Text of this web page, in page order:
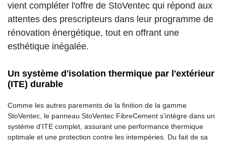
vient compléter l'offre de StoVentec qui répond aux
attentes des prescripteurs dans leur programme de
rénovation énergétique, tout en offrant une
esthétique inégalée.
Un système d'isolation thermique par l'extérieur
(ITE) durable
Comme les autres parements de la finition de la gamme
StoVentec, le panneau StoVentec FibreCement s'intègre dans un
système d'ITE complet, assurant une performance thermique
optimale et une protection contre les intempéries. Du fait de sa